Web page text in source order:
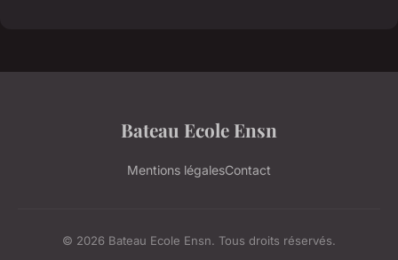
Bateau Ecole Ensn
Mentions légalesContact
© 2026 Bateau Ecole Ensn. Tous droits réservés.